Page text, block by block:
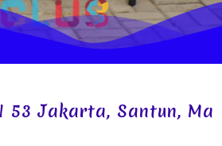
Jakarta, Santun,